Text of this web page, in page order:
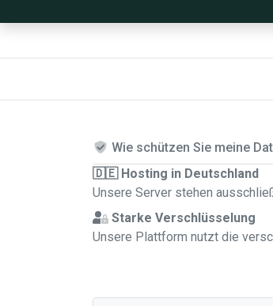
Wie schützen Sie meine
🇩🇪 Hosting in Deutschland
Unsere Server stehen
Starke Verschlüsselung
Unsere Plattform nutzt die